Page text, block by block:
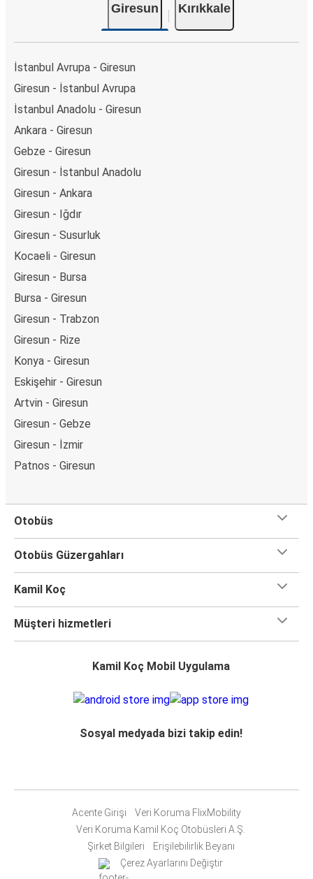
Giresun Kırıkkale
İstanbul Avrupa - Giresun
Giresun - İstanbul Avrupa
İstanbul Anadolu - Giresun
Ankara - Giresun
Gebze - Giresun
Giresun - İstanbul Anadolu
Giresun - Ankara
Giresun - Iğdır
Giresun - Susurluk
Kocaeli - Giresun
Giresun - Bursa
Bursa - Giresun
Giresun - Trabzon
Giresun - Rize
Konya - Giresun
Eskişehir - Giresun
Artvin - Giresun
Giresun - Gebze
Giresun - İzmir
Patnos - Giresun
Otobüs
Otobüs Güzergahları
Kamil Koç
Müşteri hizmetleri
Kamil Koç Mobil Uygulama
Sosyal medyada bizi takip edin!
Acente Girişi
Veri Koruma FlixMobility
Veri Koruma Kamil Koç Otobüsleri A.Ş.
Şirket Bilgileri
Erişilebilirlik Beyanı
Çerez Ayarlarını Değiştir